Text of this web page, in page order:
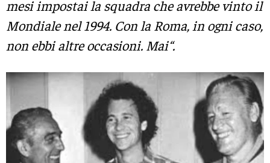
mesi impostai la squadra che avrebbe vinto il
Mondiale nel 1994. Con la Roma, in ogni caso,
non ebbi altre occasioni. Mai“.